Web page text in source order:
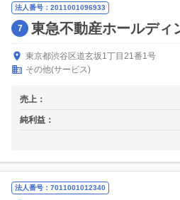
法人番号：2011001096933
7 東急不動産ホールディ
東京都渋谷区道玄坂1丁目21番1号
その他(サービス)
売上：
純利益：
法人番号：7011001012340